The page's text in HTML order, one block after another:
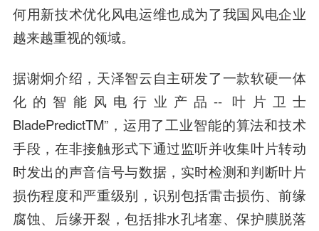
何用新技术优化风电运维也成为了我国风电企业
越来越重视的领域。
据谢炯介绍，天泽智云自主研发了一款软硬一体
化的智能风电行业产品-- 叶片卫士
BladePredictTM”，运用了工业智能的算法和技术
手段，在非接触形式下通过监听并收集叶片转动
时发出的声音信号与数据，实时检测和判断叶片
损伤程度和严重级别，识别包括雷击损伤、前缘
腐蚀、后缘开裂，包括排水孔堵塞、保护膜脱落